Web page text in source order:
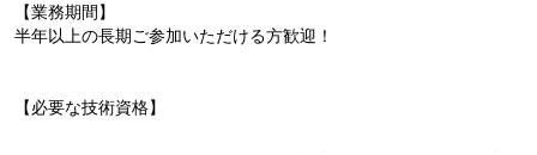
【業務期間】
半年以上の長期ご参加いただける方歓迎！
【必要な技術資格】